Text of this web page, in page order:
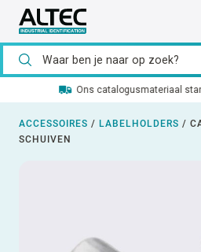
Ons catalogusmateriaal
ACCESSOIRES / LABELHOLDERS /
SCHUIVEN